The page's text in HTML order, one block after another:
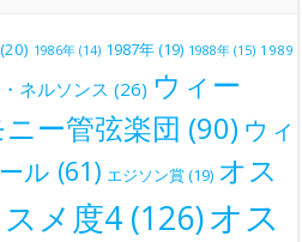
(20) 1986年 (14) 1987年(19) 1988年 (15) 1989
ネルソンス (26) ウィー
ー管弦楽団 (90) ウィ
ル (61) エジソン賞(19) オス
メ度4 (126)オス